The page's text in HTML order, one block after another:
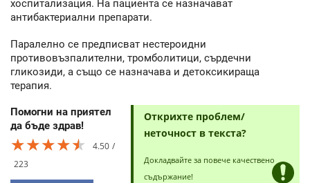
хоспитализация. На пациента се назначават
антибактериални препарати.
Паралелно се предписват нестероидни
противовъзпалителни, тромболитици, сърдечни
гликозиди, а също се назначава и детоксикираща
терапия.
Помогни на приятел
да бъде здрав!
★★★★★
★★★★★
★★★★★
4.50
223
Открихте проблем/
неточност в текста?
Докладвайте за повече качествено
съдържание!